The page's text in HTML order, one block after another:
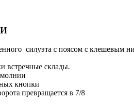
силуэта с поясом с клешевым
встречные склады.
кнопки
превращается в 7/8